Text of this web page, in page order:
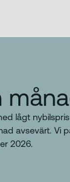
lågt
avsevärt. Vi
2026.